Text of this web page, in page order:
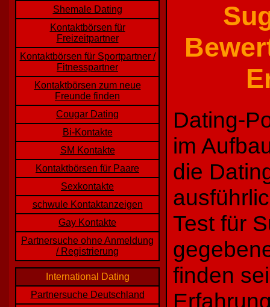
Shemale Dating
Kontaktbörsen für
Freizeitpartner
Kontaktbörsen für Sportpartner /
Fitnesspartner
Kontaktbörsen zum neue
Freunde finden
Cougar Dating
Bi-Kontakte
SM Kontakte
Kontaktbörsen für Paare
Sexkontakte
schwule Kontaktanzeigen
Gay Kontakte
Partnersuche ohne Anmeldung
/ Registrierung
International Dating
Partnersuche Deutschland
Dating-
im
die
Test für
finden